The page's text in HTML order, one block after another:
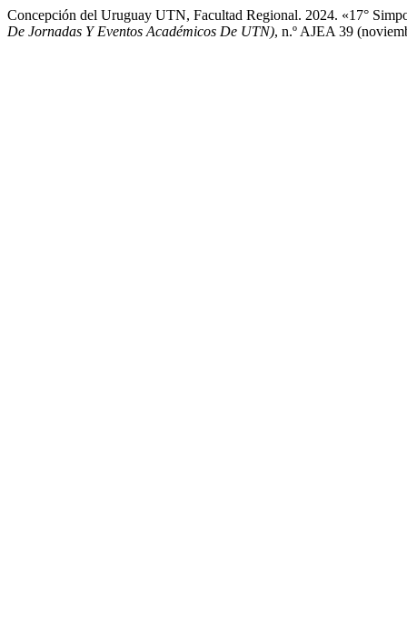
Concepción del Uruguay UTN, Facultad Regional. 2024. «17°
De Jornadas Y Eventos Académicos De UTN), n.º AJEA 39